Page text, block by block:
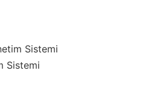
Sistemi
Sistemi